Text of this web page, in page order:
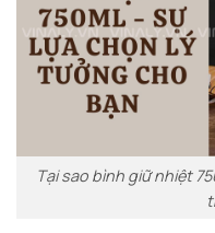
Tại sao bình giữ nhiệt